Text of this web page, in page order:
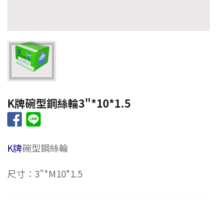
K牌碗型鋼絲輪3"*10*1.5
K牌碗型鋼絲輪
尺寸：3"*M10*1.5